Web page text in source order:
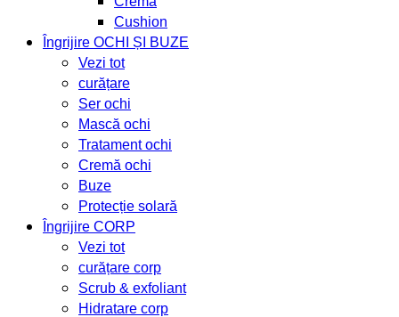
Cushion
Îngrijire OCHI ȘI BUZE
Vezi tot
curățare
Ser ochi
Mască ochi
Tratament ochi
Cremă ochi
Buze
Protecție solară
Îngrijire CORP
Vezi tot
curățare corp
Scrub & exfoliant
Hidratare corp